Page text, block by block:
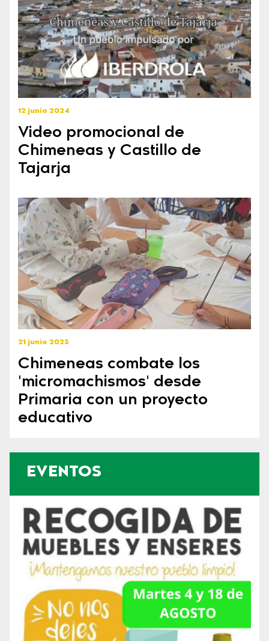
12 junio 2024
Video promocional de
Chimeneas y Castillo de
Tajarja
21 junio 2023
Chimeneas combate los
'micromachismos' desde
Primaria con un proyecto
educativo
EVENTOS